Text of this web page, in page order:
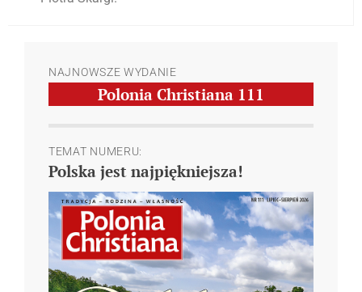
NAJNOWSZE WYDANIE
Polonia Christiana 111
TEMAT NUMERU:
Polska jest najpiękniejsza!